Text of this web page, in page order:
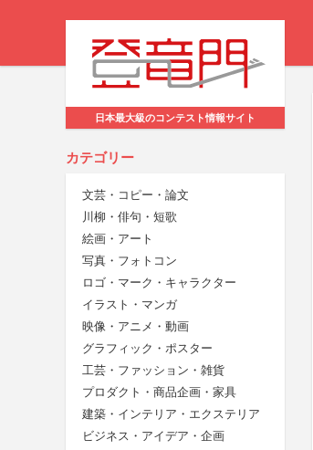
日本最大級のコンテスト情報サイト
カテゴリー
文芸・コピー・論文
川柳・俳句・短歌
絵画・アート
写真・フォトコン
ロゴ・マーク・キャラクター
イラスト・マンガ
映像・アニメ・動画
グラフィック・ポスター
工芸・ファッション・雑貨
プロダクト・商品企画・家具
建築・インテリア・エクステリア
ビジネス・アイデア・企画